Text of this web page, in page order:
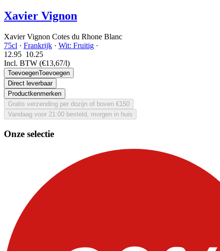
Xavier Vignon
Xavier Vignon Cotes du Rhone Blanc
75cl · Frankrijk · Wit: Fruitig ·
12.95 10.25
Incl. BTW (€13,67/l)
ToevoegenToevoegen
Direct leverbaar
Productkenmerken
Gratis verzending per dozijn of boven €150
Vandaag voor 21:00 besteld, morgen in huis
Onze selectie